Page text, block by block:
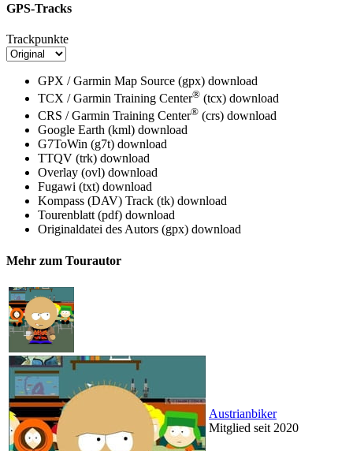
GPS-Tracks
Trackpunkte
GPX / Garmin Map Source (gpx) download
TCX / Garmin Training Center® (tcx) download
CRS / Garmin Training Center® (crs) download
Google Earth (kml) download
G7ToWin (g7t) download
TTQV (trk) download
Overlay (ovl) download
Fugawi (txt) download
Kompass (DAV) Track (tk) download
Tourenblatt (pdf) download
Originaldatei des Autors (gpx) download
Mehr zum Tourautor
Austrianbiker
Mitglied seit 2020